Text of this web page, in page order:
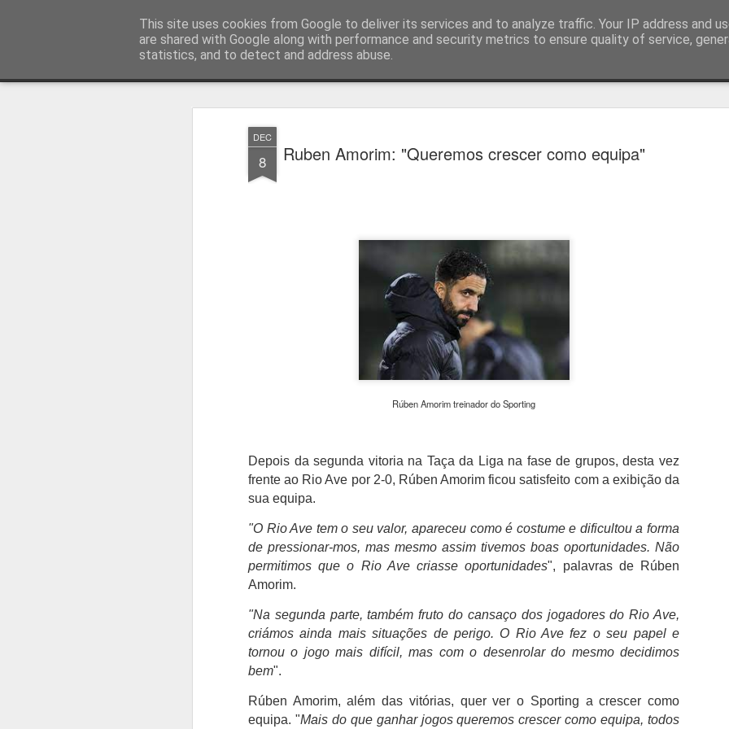
DEC
8 Ruben Amorim: "Queremos crescer como equipa"
Rúben Amorim treinador do Sporting
Depois da segunda vitoria na Taça da Liga na fase de grupos, desta vez
frente ao Rio Ave por 2-0, Rúben Amorim ficou satisfeito com a exibição da
sua equipa.
"O Rio Ave tem o seu valor, apareceu como é costume e dificultou a forma
de pressionar-mos, mas mesmo assim tivemos boas oportunidades. Não
permitimos que o Rio Ave criasse oportunidades", palavras de Rúben
Amorim.
"Na segunda parte, também fruto do cansaço dos jogadores do Rio Ave,
criámos ainda mais situações de perigo. O Rio Ave fez o seu papel e
tornou o jogo mais difícil, mas com o desenrolar do mesmo decidimos
bem".
Rúben Amorim, além das vitórias, quer ver o Sporting a crescer como
equipa. "Mais do que ganhar jogos queremos crescer como equipa, todos
This site uses cookies from Google to deliver its services and to analyze traffic. Your IP address and
are shared with Google along with performance and security metrics to ensure quality of service,
statistics, and to detect and address abuse.
Press Magazine
7
arranque do campeonato
Estoril e Famalicão fizeram o jogo de arranque do campeonato
português, a jogar em casa o Estoril empatou com o Famalicão
1) com golos de Koutsias e Begraoui.
O Estoril a jogar em casa, entrou mais forte não sendo capaz de
concretizar as oportunidades criadas. Por sua vez, o Famalicão
não desperdiçou e acabou por sair para intervalo a vencer por 1-0,
com golo marcado aos 32 minutos por intermédio de Georgios
Koutsias.
intermédio de Begraoui.
As duas equipas ainda tentaram a vitória, mantendo-se a